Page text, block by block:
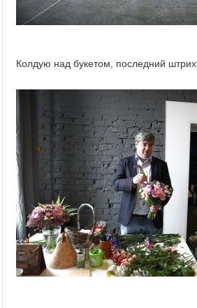
Колдую над букетом, последний штрих.